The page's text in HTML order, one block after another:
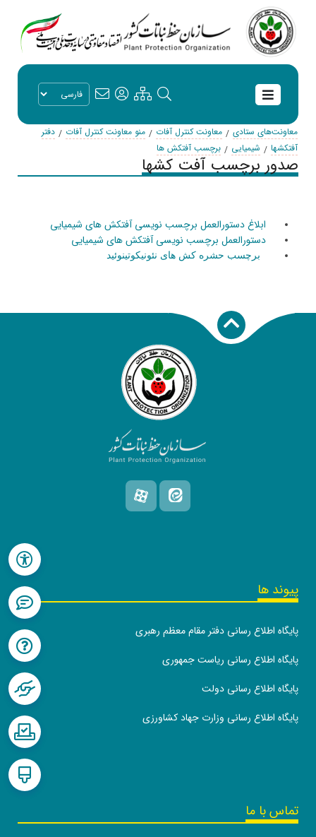
معاونت‌های ستادی معاونت کنترل آفات منو معاونت کنترل آفات
دفتر
آفتکشها
شیمیایی برچسب آفتکش ها
صدور برچسب آفت کشها
ابلاغ دستورالعمل برچسب نویسی آفتکش های شیمیایی
دستورالعمل برچسب نویسی آفتکش های شیمیایی
برچسب حشره کش های نئونیکوتینوئید
پیوند ها
پایگاه اطلاع رسانی دفتر مقام معظم رهبری
پایگاه اطلاع رسانی ریاست جمهوری
پایگاه اطلاع رسانی دولت
پایگاه اطلاع رسانی وزارت جهاد کشاورزی
تماس با ما